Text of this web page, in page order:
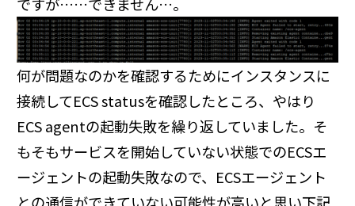
何が問題なのかを確認するためにインスタンスに
接続してECS statusを確認したところ、やはり
ECS agentの起動失敗を繰り返していました。そ
もそもサービスを開始していない状態でのECSエ
ージェントの起動失敗なので、ECSエージェント
との通信ができていない可能性が高いと思い下記